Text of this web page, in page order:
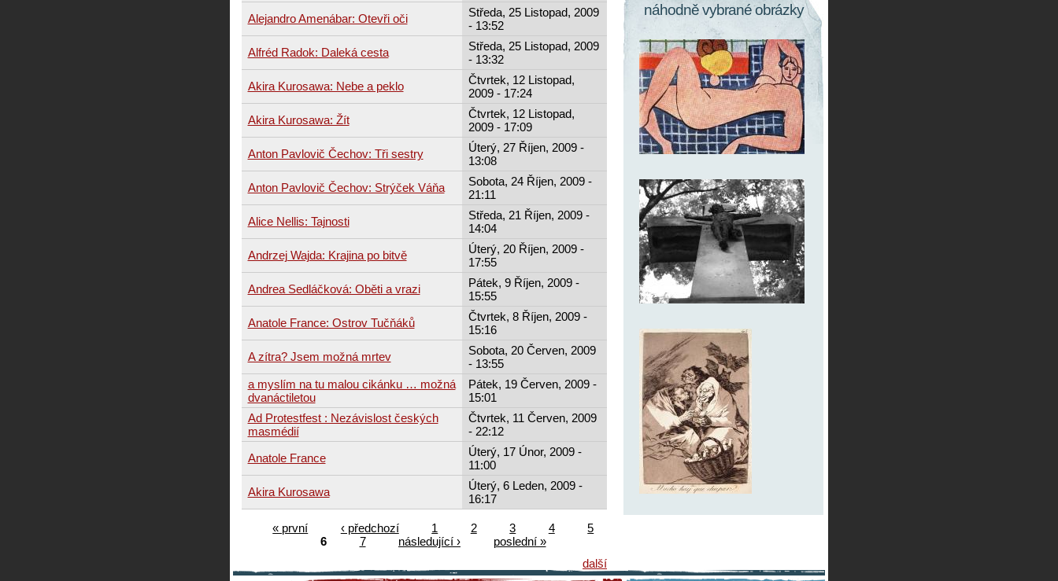
Alejandro Amenábar: Otevři oči
Středa, 25 Listopad, 2009
- 13:52
Alfréd Radok: Daleká cesta
Středa, 25 Listopad, 2009
- 13:32
Akira Kurosawa: Nebe a peklo
Čtvrtek, 12 Listopad,
2009 - 17:24
Akira Kurosawa: Žít
Čtvrtek, 12 Listopad,
2009 - 17:09
Anton Pavlovič Čechov: Tři sestry
Úterý, 27 Říjen, 2009 -
13:08
Anton Pavlovič Čechov: Strýček Váňa
Sobota, 24 Říjen, 2009 -
21:11
Alice Nellis: Tajnosti
Středa, 21 Říjen, 2009 -
14:04
Andrzej Wajda: Krajina po bitvě
Úterý, 20 Říjen, 2009 -
17:55
Andrea Sedláčková: Oběti a vrazi
Pátek, 9 Říjen, 2009 -
15:55
Anatole France: Ostrov Tučňáků
Čtvrtek, 8 Říjen, 2009 -
15:16
A zítra? Jsem možná mrtev
Sobota, 20 Červen, 2009
- 13:55
a myslím na tu malou cikánku … možná
dvanáctiletou
Pátek, 19 Červen, 2009 -
15:01
Ad Protestfest : Nezávislost českých
masmédií
Čtvrtek, 11 Červen, 2009
- 22:12
Anatole France
Úterý, 17 Únor, 2009 -
11:00
Akira Kurosawa
Úterý, 6 Leden, 2009 -
16:17
« první ‹ předchozí 1 2 3 4
5
6
7 následující ›
poslední »
další
náhodně vybrané obrázky